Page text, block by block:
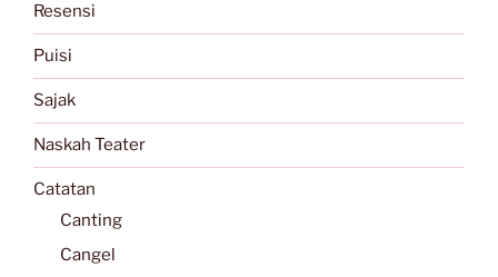
Resensi
Puisi
Sajak
Naskah Teater
Catatan
Canting
Cangel